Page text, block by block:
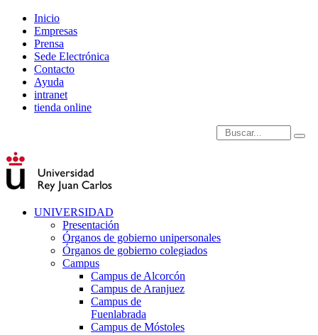
Inicio
Empresas
Prensa
Sede Electrónica
Contacto
Ayuda
intranet
tienda online
Introduce términos de
UNIVERSIDAD
Presentación
Órganos de gobierno unipersonales
Órganos de gobierno colegiados
Campus
Campus de Alcorcón
Campus de Aranjuez
Campus de
Fuenlabrada
Campus de Móstoles